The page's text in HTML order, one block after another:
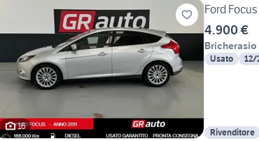
16
Ford
4.900 €
Bricherasio
Usato 12/
Rivenditore